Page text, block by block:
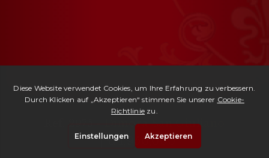
Dimora San Giuliano
| € 1,950,000